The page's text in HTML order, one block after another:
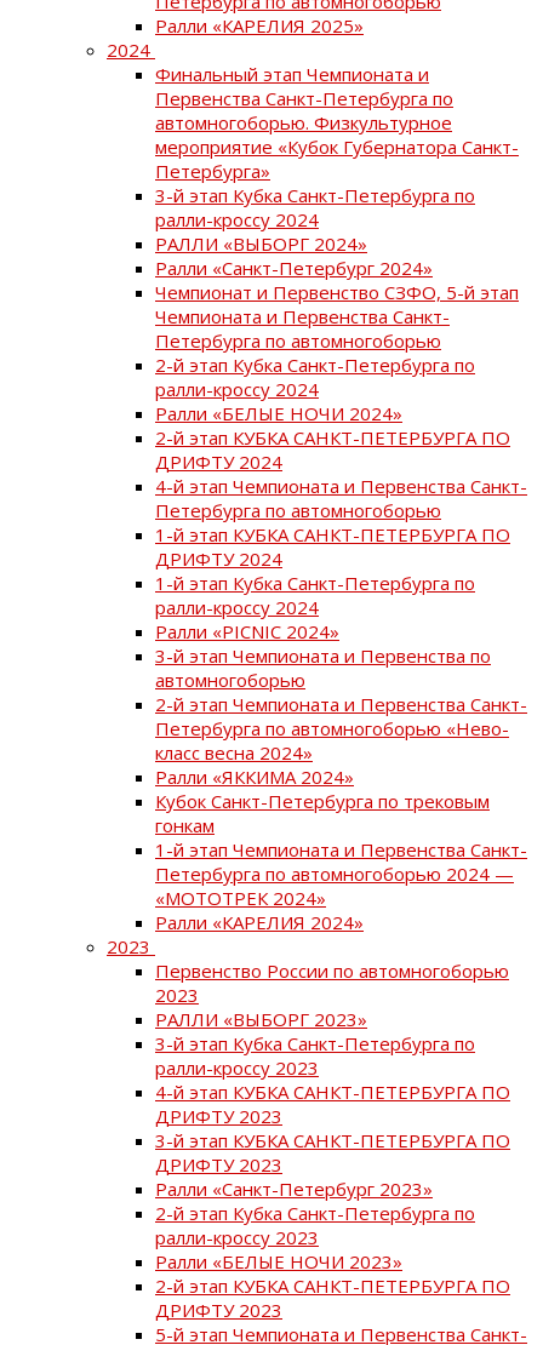
Ралли «КАРЕЛИЯ 2025»
2024
Финальный этап Чемпионата и
Первенства Санкт-Петербурга по
автомногоборью. Физкультурное
мероприятие «Кубок Губернатора Санкт-
Петербурга»
3-й этап Кубка Санкт-Петербурга по
ралли-кроссу 2024
РАЛЛИ «ВЫБОРГ 2024»
Ралли «Санкт-Петербург 2024»
Чемпионат и Первенство СЗФО, 5-й этап
Чемпионата и Первенства Санкт-
Петербурга по автомногоборью
2-й этап Кубка Санкт-Петербурга по
ралли-кроссу 2024
Ралли «БЕЛЫЕ НОЧИ 2024»
2-й этап КУБКА САНКТ-ПЕТЕРБУРГА ПО
ДРИФТУ 2024
4-й этап Чемпионата и Первенства Санкт-
Петербурга по автомногоборью
1-й этап КУБКА САНКТ-ПЕТЕРБУРГА ПО
ДРИФТУ 2024
1-й этап Кубка Санкт-Петербурга по
ралли-кроссу 2024
Ралли «PICNIC 2024»
3-й этап Чемпионата и Первенства по
автомногоборью
2-й этап Чемпионата и Первенства Санкт-
Петербурга по автомногоборью «Нево-
класс весна 2024»
Ралли «ЯККИМА 2024»
Кубок Санкт-Петербурга по трековым
гонкам
1-й этап Чемпионата и Первенства Санкт-
Петербурга по автомногоборью 2024 —
«МОТОТРЕК 2024»
Ралли «КАРЕЛИЯ 2024»
2023
Первенство России по автомногоборью
2023
РАЛЛИ «ВЫБОРГ 2023»
3-й этап Кубка Санкт-Петербурга по
ралли-кроссу 2023
4-й этап КУБКА САНКТ-ПЕТЕРБУРГА ПО
ДРИФТУ 2023
3-й этап КУБКА САНКТ-ПЕТЕРБУРГА ПО
ДРИФТУ 2023
Ралли «Санкт-Петербург 2023»
2-й этап Кубка Санкт-Петербурга по
ралли-кроссу 2023
Ралли «БЕЛЫЕ НОЧИ 2023»
2-й этап КУБКА САНКТ-ПЕТЕРБУРГА ПО
ДРИФТУ 2023
5-й этап Чемпионата и Первенства Санкт-